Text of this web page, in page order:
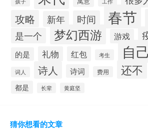
攻略 新年 时间 春节
是一个 梦幻西游 游戏
的是 礼物 红包 考生 自
词人 诗人 诗词 费用 还不
都是 长辈 黄庭坚
猜你想看的文章